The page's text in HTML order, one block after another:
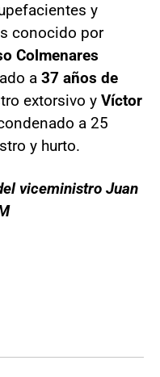
y
conocido por
Colmenares
a 37 años de
extorsivo y Víctor
a 25
y hurto.
viceministro Juan